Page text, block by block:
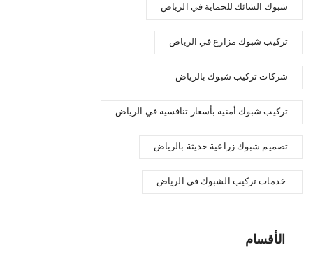
شبوك الشائك للحماية في الرياض
تركيب شبوك مزارع في الرياض
شركات تركيب شبوك بالرياض
تركيب شبوك أمنية بأسعار تنافسية في الرياض
تصميم شبوك زراعية حديثة بالرياض
خدمات تركيب الشبوك في الرياض.
الأقسام